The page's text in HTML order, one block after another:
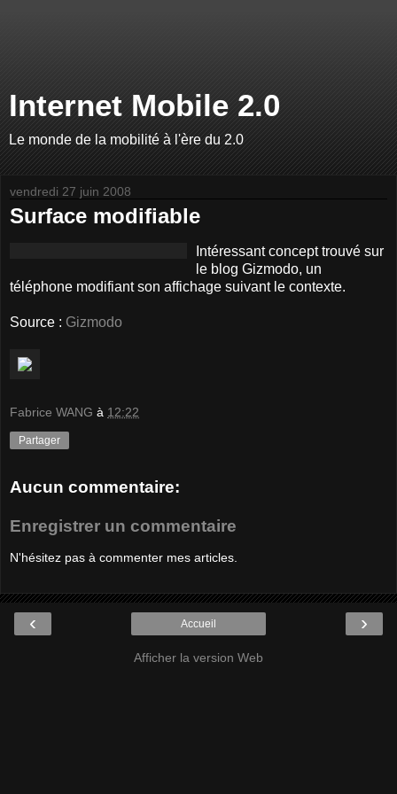
Internet Mobile 2.0
Le monde de la mobilité à l'ère du 2.0
vendredi 27 juin 2008
Surface modifiable
Intéressant concept trouvé sur
le blog Gizmodo, un
téléphone modifiant son affichage suivant le contexte.
Source : Gizmodo
Fabrice WANG à 12:22
Partager
Aucun commentaire:
Enregistrer un commentaire
N'hésitez pas à commenter mes articles.
‹ ›
Accueil
Afficher la version Web